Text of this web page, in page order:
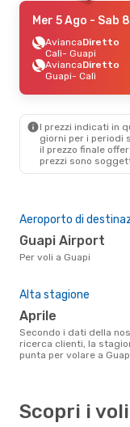
Mer 5 Ago - Sab
AviancaDiretto
Calì- Guapi
AviancaDiretto
Guapi- Calì
I prezzi indicati in
giorni per i periodi
il ​​prezzo finale
prezzi sono
Aeroporto di
Guapi Airport
Per voli a Guapi
Alta stagione
aprile
Secondo i dati della nostra
ricerca clienti, la
punta per volare a
Scopri i